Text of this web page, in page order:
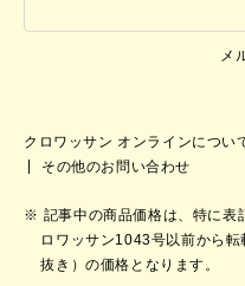
メ
クロワッサン オンラインについ
その他のお問い合わせ
記事中の商品価格は、特に表
ロワッサン1043号以前から
抜き）の価格となります。